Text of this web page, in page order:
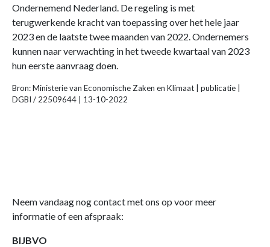
Ondernemend Nederland. De regeling is met
terugwerkende kracht van toepassing over het hele jaar
2023 en de laatste twee maanden van 2022. Ondernemers
kunnen naar verwachting in het tweede kwartaal van 2023
hun eerste aanvraag doen.
Bron: Ministerie van Economische Zaken en Klimaat | publicatie |
DGBI / 22509644 | 13-10-2022
Neem vandaag nog contact met ons op voor meer
informatie of een afspraak:
BIJBVO